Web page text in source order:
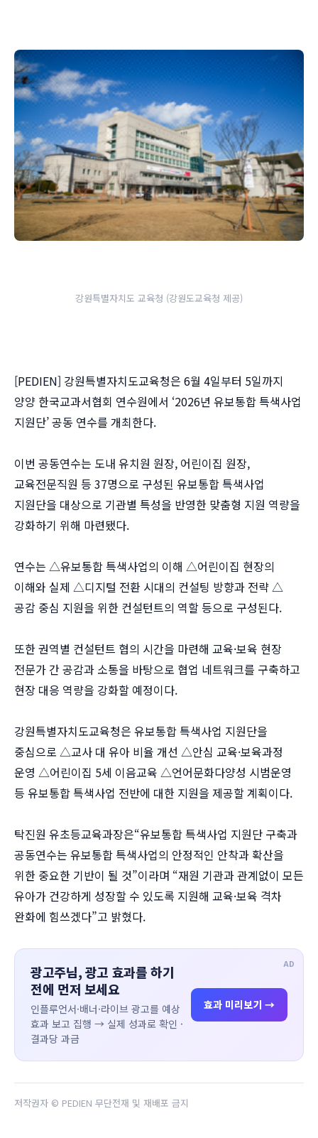
강원특별자치도 교육청 (강원도교육청 제공)
[PEDIEN] 강원특별자치도교육청은 6월 4일부터 5일까지
양양 한국교과서협회 연수원에서 ‘2026년 유보통합 특색사업
지원단’ 공동 연수를 개최한다.
이번 공동연수는 도내 유치원 원장, 어린이집 원장,
교육전문직원 등 37명으로 구성된 유보통합 특색사업
지원단을 대상으로 기관별 특성을 반영한 맞춤형 지원 역량을
강화하기 위해 마련됐다.
연수는 △유보통합 특색사업의 이해 △어린이집 현장의
이해와 실제 △디지털 전환 시대의 컨설팅 방향과 전략 △
공감 중심 지원을 위한 컨설턴트의 역할 등으로 구성된다.
또한 권역별 컨설턴트 협의 시간을 마련해 교육·보육 현장
전문가 간 공감과 소통을 바탕으로 협업 네트워크를 구축하고
현장 대응 역량을 강화할 예정이다.
강원특별자치도교육청은 유보통합 특색사업 지원단을
중심으로 △교사 대 유아 비율 개선 △안심 교육·보육과정
운영 △어린이집 5세 이음교육 △언어문화다양성 시범운영
등 유보통합 특색사업 전반에 대한 지원을 제공할 계획이다.
탁진원 유초등교육과장은“유보통합 특색사업 지원단 구축과
공동연수는 유보통합 특색사업의 안정적인 안착과 확산을
위한 중요한 기반이 될 것”이라며 “재원 기관과 관계없이 모든
유아가 건강하게 성장할 수 있도록 지원해 교육·보육 격차
완화에 힘쓰겠다”고 밝혔다.
AD
광고주님, 광고 효과를 하기
전에 먼저 보세요
인플루언서·배너·라이브 광고를 예상
효과 보고 집행 → 실제 성과로 확인 ·
결과당 과금
효과 미리보기 →
저작권자 © PEDIEN 무단전재 및 재배포 금지